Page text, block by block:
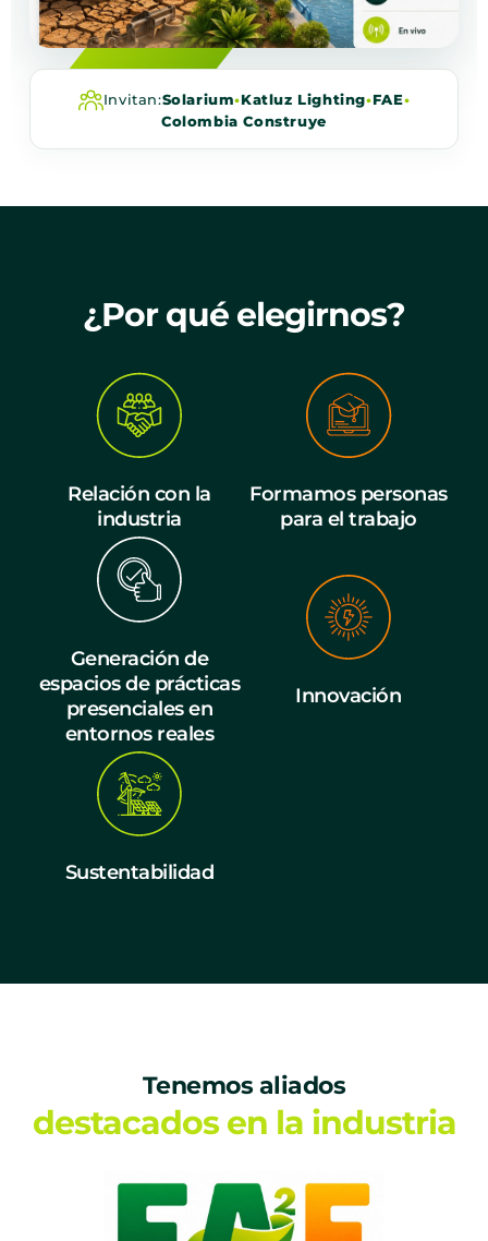
Invitan:Solarium•Katluz Lighting•FAE•
Colombia Construye
¿Por qué elegirnos?
Relación con la
industria
Formamos personas
para el trabajo
Generación de
espacios de prácticas
presenciales en
entornos reales
Innovación
Sustentabilidad
Tenemos aliados
destacados en la industria